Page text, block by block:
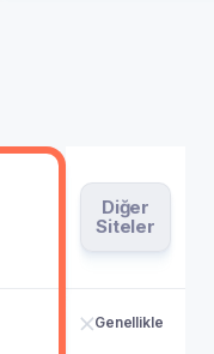
Diğer
Siteler
Genellikle